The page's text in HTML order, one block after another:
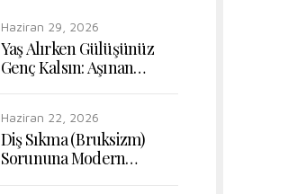
Haziran 29, 2026
Yaş Alırken Gülüşünüz
Genç Kalsın: Aşınan
Kazanılması
Haziran 22, 2026
Diş Sıkma (Bruksizm)
Sorununa Modern